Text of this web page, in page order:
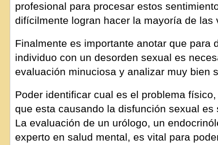
profesional para procesar estos
difícilmente logran hacer la mayoría de las
Finalmente es importante anotar que para
individuo con un desorden sexual es
evaluación minuciosa y analizar muy bien
Poder identificar cual es el problema
que esta causando la disfunción sexual es
La evaluación de un urólogo, un
experto en salud mental, es vital para